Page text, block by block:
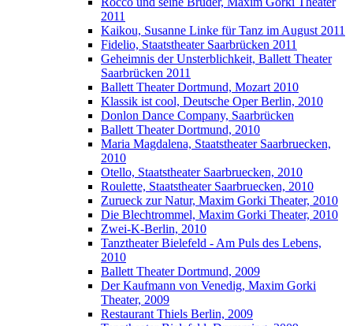
2011
Kaikou, Susanne Linke für Tanz im August 2011
Fidelio, Staatstheater Saarbrücken 2011
Geheimnis der Unsterblichkeit, Ballett Theater
Saarbrücken 2011
Ballett Theater Dortmund, Mozart 2010
Klassik ist cool, Deutsche Oper Berlin, 2010
Donlon Dance Company, Saarbrücken
Ballett Theater Dortmund, 2010
Maria Magdalena, Staatstheater Saarbruecken,
2010
Otello, Staatstheater Saarbruecken, 2010
Roulette, Staatstheater Saarbruecken, 2010
Zurueck zur Natur, Maxim Gorki Theater, 2010
Die Blechtrommel, Maxim Gorki Theater, 2010
Zwei-K-Berlin, 2010
Tanztheater Bielefeld - Am Puls des Lebens,
2010
Ballett Theater Dortmund, 2009
Der Kaufmann von Venedig, Maxim Gorki
Theater, 2009
Restaurant Thiels Berlin, 2009